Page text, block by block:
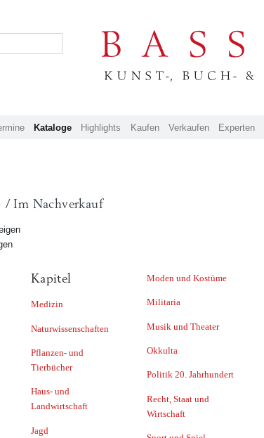
Kataloge Highlights Kaufen Verkaufen Experten
Im Nachverkauf
Kapitel
Medizin
Naturwissenschaften
Pflanzen- und
Tierbücher
Haus- und
Landwirtschaft
Jagd
Moden und Kostüme
Militaria
Musik und Theater
Okkulta
Politik 20. Jahrhundert
Recht, Staat und
Wirtschaft